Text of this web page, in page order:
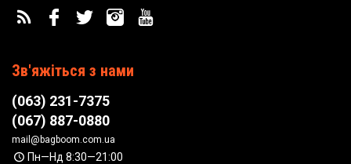
Зв'яжіться з нами
(063) 231-7375
(067) 887-0880
mail@bagboom.com.ua
Пн—Нд 8:30—21:00